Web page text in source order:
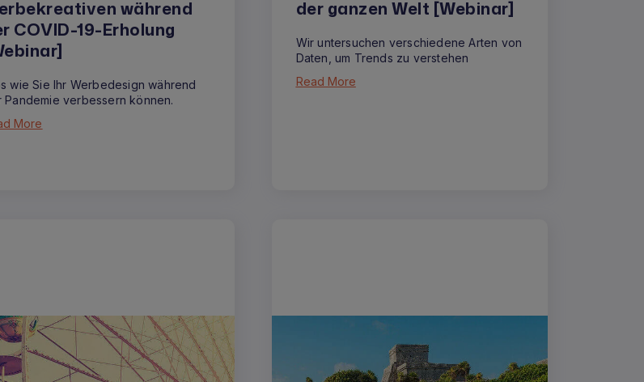
während
COVID-19-Erholung
wie Sie Ihr Werbedesign während
Pandemie verbessern können.
More
der ganzen Welt [Webinar]
Wir untersuchen verschiedene Arten von
Daten, um Trends zu verstehen
Read More